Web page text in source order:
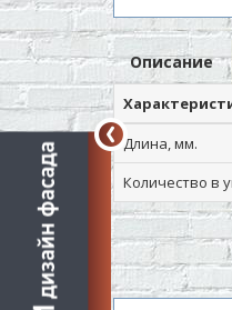
Описание
Длина, мм.
Количество в